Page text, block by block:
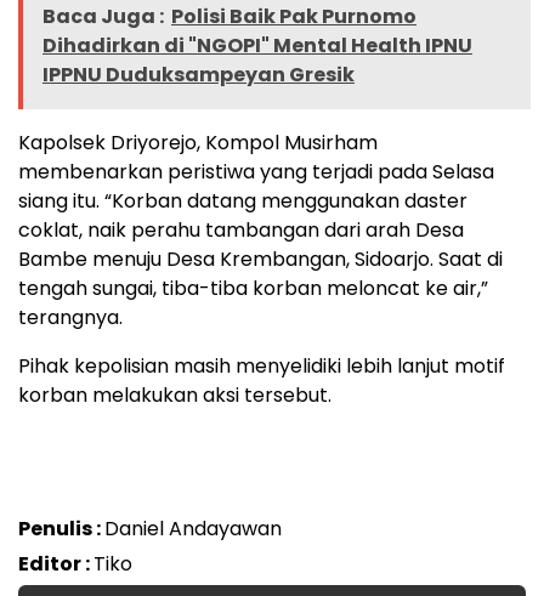
Baca Juga : Polisi Baik Pak Purnomo
Dihadirkan di "NGOPI" Mental Health IPNU
IPPNU Duduksampeyan Gresik
Kapolsek Driyorejo, Kompol Musirham
membenarkan peristiwa yang terjadi pada Selasa
siang itu. “Korban datang menggunakan daster
coklat, naik perahu tambangan dari arah Desa
Bambe menuju Desa Krembangan, Sidoarjo. Saat di
tengah sungai, tiba-tiba korban meloncat ke air,”
terangnya.
Pihak kepolisian masih menyelidiki lebih lanjut motif
korban melakukan aksi tersebut.
Penulis :Daniel Andayawan
Editor :Tiko